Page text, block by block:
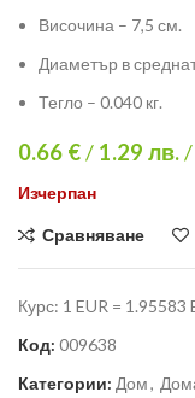
Височина – 7,5 см.
Диаметър в
Тегло – 0.040 кг.
0.66 €/ 1.29 лв./
Изчерпан
Сравняване
Курс: 1 EUR = 1.95583
Код: 009638
Категории: Дом,